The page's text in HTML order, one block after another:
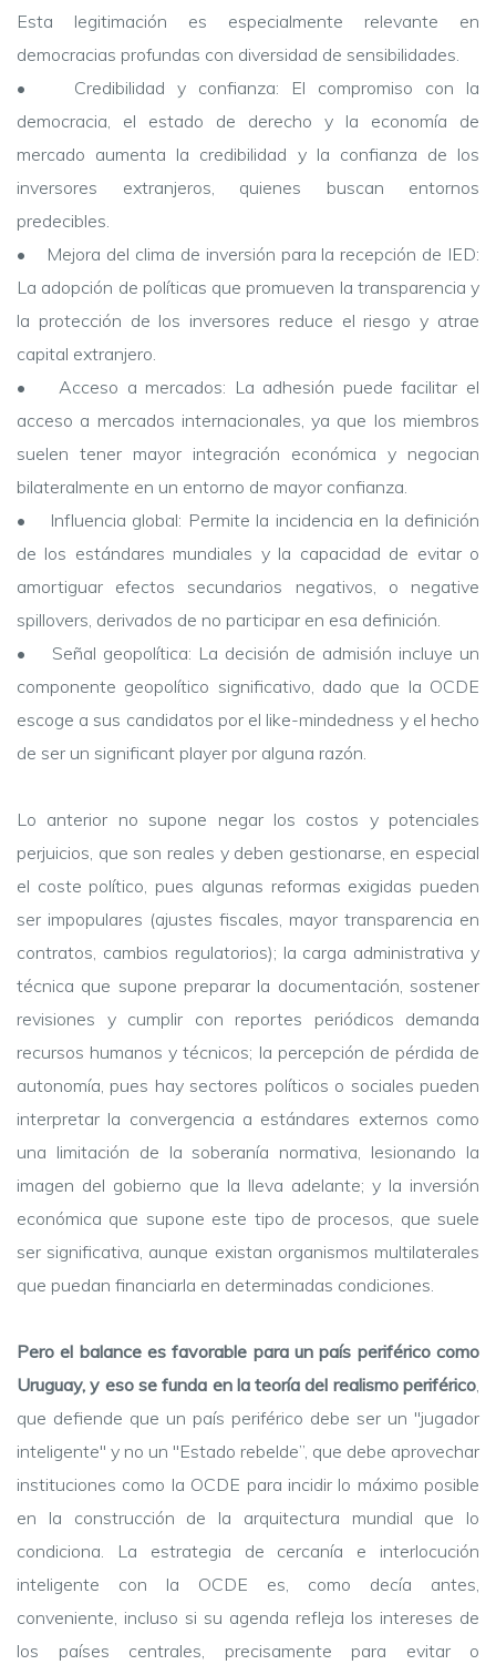
Esta legitimación es especialmente relevante en
democracias profundas con diversidad de sensibilidades.
• Credibilidad y confianza: El compromiso con la
democracia, el estado de derecho y la economía de
mercado aumenta la credibilidad y la confianza de los
inversores extranjeros, quienes buscan entornos
predecibles.
• Mejora del clima de inversión para la recepción de IED:
La adopción de políticas que promueven la transparencia y
la protección de los inversores reduce el riesgo y atrae
capital extranjero.
• Acceso a mercados: La adhesión puede facilitar el
acceso a mercados internacionales, ya que los miembros
suelen tener mayor integración económica y negocian
bilateralmente en un entorno de mayor confianza.
• Influencia global: Permite la incidencia en la definición
de los estándares mundiales y la capacidad de evitar o
amortiguar efectos secundarios negativos, o negative
spillovers, derivados de no participar en esa definición.
• Señal geopolítica: La decisión de admisión incluye un
componente geopolítico significativo, dado que la OCDE
escoge a sus candidatos por el like-mindedness y el hecho
de ser un significant player por alguna razón.
Lo anterior no supone negar los costos y potenciales
perjuicios, que son reales y deben gestionarse, en especial
el coste político, pues algunas reformas exigidas pueden
ser impopulares (ajustes fiscales, mayor transparencia en
contratos, cambios regulatorios); la carga administrativa y
técnica que supone preparar la documentación, sostener
revisiones y cumplir con reportes periódicos demanda
recursos humanos y técnicos; la percepción de pérdida de
autonomía, pues hay sectores políticos o sociales pueden
interpretar la convergencia a estándares externos como
una limitación de la soberanía normativa, lesionando la
imagen del gobierno que la lleva adelante; y la inversión
económica que supone este tipo de procesos, que suele
ser significativa, aunque existan organismos multilaterales
que puedan financiarla en determinadas condiciones.
Pero el balance es favorable para un país periférico como
Uruguay, y eso se funda en la teoría del realismo periférico
que defiende que un país periférico debe ser un "jugador
inteligente" y no un "Estado rebelde”, que debe aprovechar
instituciones como la OCDE para incidir lo máximo posible
en la construcción de la arquitectura mundial que lo
condiciona. La estrategia de cercanía e interlocución
inteligente con la OCDE es, como decía antes,
conveniente, incluso si su agenda refleja los intereses de
los países centrales, precisamente para evitar o